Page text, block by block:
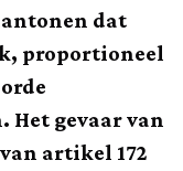
dat
proportioneel
Het gevaar van
artikel 172